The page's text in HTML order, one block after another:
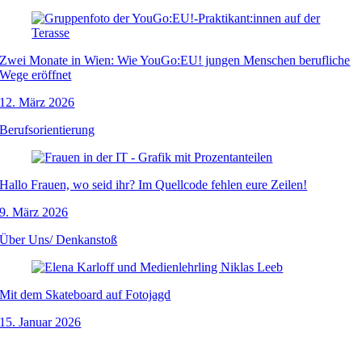
Zwei Monate in Wien: Wie YouGo:EU! jungen Menschen berufliche
Wege eröffnet
12. März 2026
Berufsorientierung
Hallo Frauen, wo seid ihr? Im Quellcode fehlen eure Zeilen!
9. März 2026
Über Uns/ Denkanstoß
Mit dem Skateboard auf Fotojagd
15. Januar 2026